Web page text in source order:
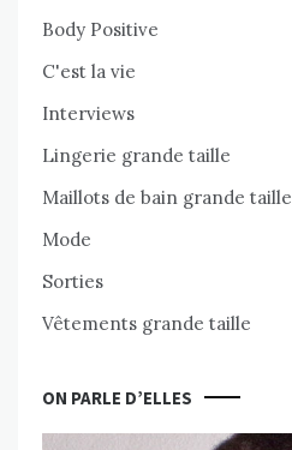
Body Positive
C'est la vie
Interviews
Lingerie grande taille
Maillots de bain grande taille
Mode
Sorties
Vêtements grande taille
ON PARLE D’ELLES